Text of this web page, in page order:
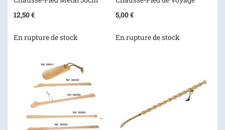
12,50 €
En rupture de stock
5,00 €
En rupture de stock